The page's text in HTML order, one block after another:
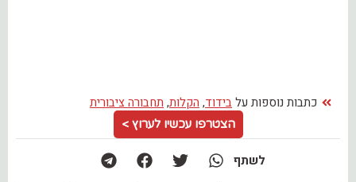
כתבות נוספות עלבידוד, הקלות, תחבורה ציבורית
הצטרפו עכשיו לערוץ >
לשתף